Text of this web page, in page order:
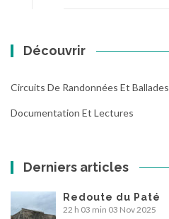
Découvrir
Circuits De Randonnées Et Ballades
Documentation Et Lectures
Derniers articles
Redoute du Paté
22 h 03 min 03 Nov 2025